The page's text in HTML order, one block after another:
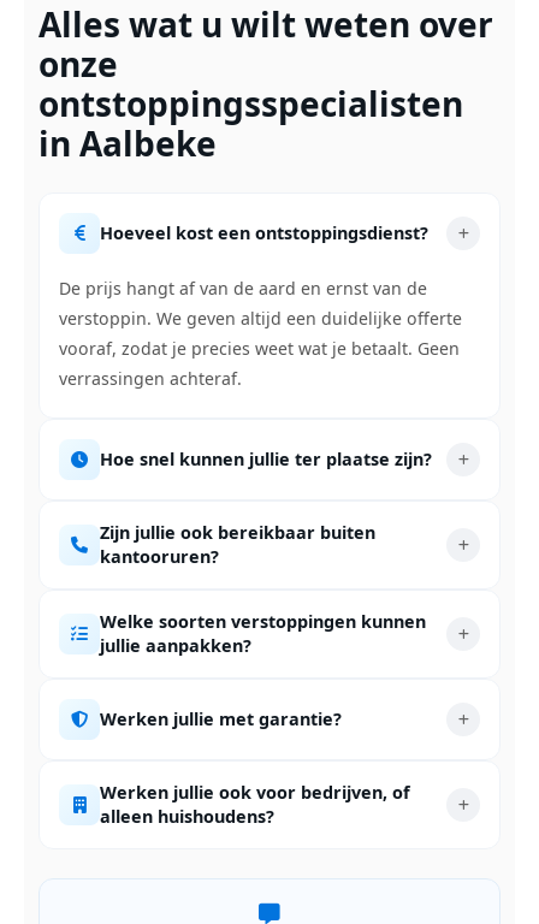
Alles wat u wilt weten over
onze
ontstoppingsspecialisten
in Aalbeke
Hoeveel kost een ontstoppingsdienst?
De prijs hangt af van de aard en ernst van de
verstoppin. We geven altijd een duidelijke offerte
vooraf, zodat je precies weet wat je betaalt. Geen
verrassingen achteraf.
Hoe snel kunnen jullie ter plaatse zijn?
Zijn jullie ook bereikbaar buiten
kantooruren?
Welke soorten verstoppingen kunnen
jullie aanpakken?
Werken jullie met garantie?
Werken jullie ook voor bedrijven, of
alleen huishoudens?